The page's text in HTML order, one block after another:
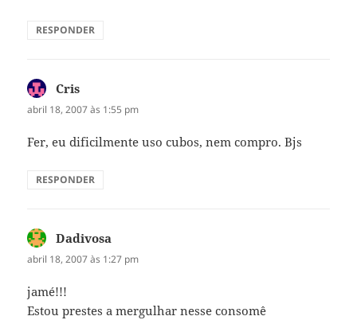
RESPONDER
Cris
abril 18, 2007 às 1:55 pm
Fer, eu dificilmente uso cubos, nem compro. Bjs
RESPONDER
Dadivosa
abril 18, 2007 às 1:27 pm
jamé!!!
Estou prestes a mergulhar nesse consomê